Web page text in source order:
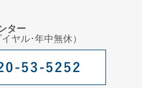
ター
ヤル･年中無休）